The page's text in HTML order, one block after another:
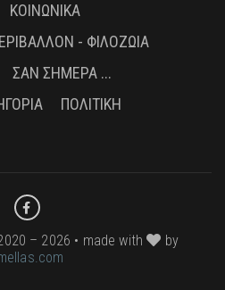
ΚΟΙΝΩΝΙΚΆ
- ΦΙΛΟΖΩΊΑ
ΣΑΝ ΣΉΜΕΡΑ ...
ΠΟΛΙΤΙΚΉ
– 2026 • made with
by